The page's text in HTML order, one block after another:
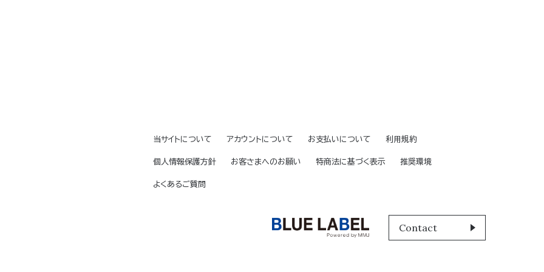
当サイトについて アカウントについて お支払いについて 利用規約
個人情報保護方針 お客さまへのお願い 特商法に基づく表示 推奨環境
よくあるご質問
Contact